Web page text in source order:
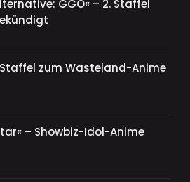
GGO« – 2. Staffel
Staffel zum Wasteland-Anime
– Showbiz-Idol-Anime